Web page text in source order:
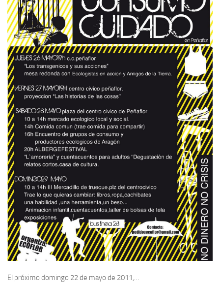
El próximo domingo 22 de mayo de 2011,…